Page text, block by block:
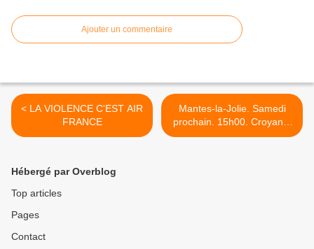
Ajouter un commentaire
< LA VIOLENCE C'EST AIR
FRANCE
Mantes-la-Jolie. Samedi
prochain. 15h00. Croyants
et non croyants ensemble
Hébergé par Overblog
Top articles
Pages
Contact